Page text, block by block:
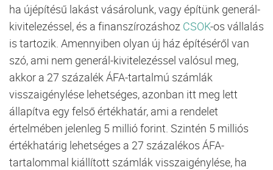
ha újépítésű lakást vásárolunk, vagy építünk generál-
kivitelezéssel, és a finanszírozáshoz CSOK-os vállalás
is tartozik. Amennyiben olyan új ház építéséről van
szó, ami nem generál-kivitelezéssel valósul meg,
akkor a 27 százalék ÁFA-tartalmú számlák
visszaigénylése lehetséges, azonban itt meg lett
állapítva egy felső értékhatár, ami a rendelet
értelmében jelenleg 5 millió forint. Szintén 5 milliós
értékhatárig lehetséges a 27 százalékos ÁFA-
tartalommal kiállított számlák visszaigénylése, ha